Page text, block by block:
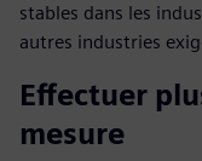
stables dans les
autres industries
Effectuer
mesure